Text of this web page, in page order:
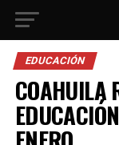
EDUCACIÓN
COAHUILA